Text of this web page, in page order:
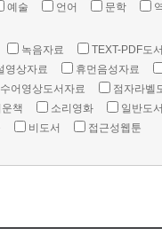
예술 언어 문학
녹음자료 TEXT-PDF도서
영상자료 휴먼음성자료
수어영상도서자료 점자라벨
책 소리영화 일반도서
비도서 접근성웹툰